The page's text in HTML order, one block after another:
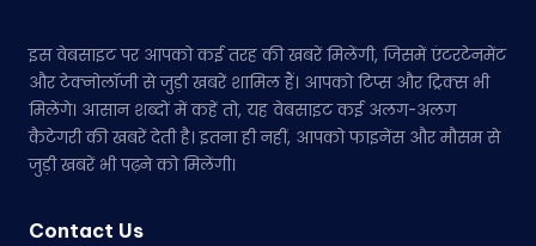
इस वेबसाइट पर आपको कई तरह की खबरें मिलेंगी, जिसमें एंटरटेनमेंट
और टेक्नोलॉजी से जुड़ी खबरें शामिल हैं। आपको टिप्स और ट्रिक्स भी
मिलेंगे। आसान शब्दों में कहें तो, यह वेबसाइट कई अलग-अलग
कैटेगरी की खबरें देती है। इतना ही नहीं, आपको फाइनेंस और मौसम से
जुड़ी खबरें भी पढ़ने को मिलेंगी।
Contact Us